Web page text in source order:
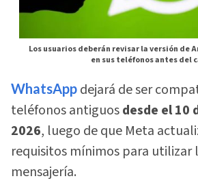
Los usuarios deberán revisar la versión de
en sus teléfonos antes del
WhatsApp dejará de ser
teléfonos antiguosdesde el 10
2026, luego de que Meta
requisitos mínimos para utilizar
mensajería.